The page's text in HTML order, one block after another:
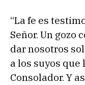
“La fe es
Señor. Un gozo
dar nosotros
a los suyos
Consolador. Y